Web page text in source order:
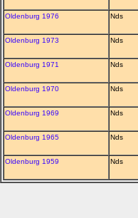
Oldenburg 1976 Nds
Oldenburg 1973 Nds
Oldenburg 1971 Nds
Oldenburg 1970 Nds
Oldenburg 1969 Nds
Oldenburg 1965 Nds
Oldenburg 1959 Nds